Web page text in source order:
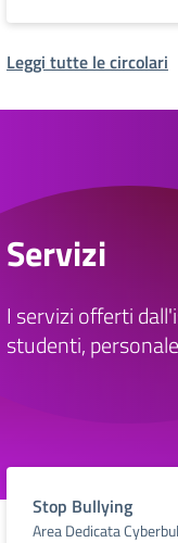
Leggi tutte le circolari
Servizi
I servizi offerti
studenti,
Stop Bullying
Area Dedicata